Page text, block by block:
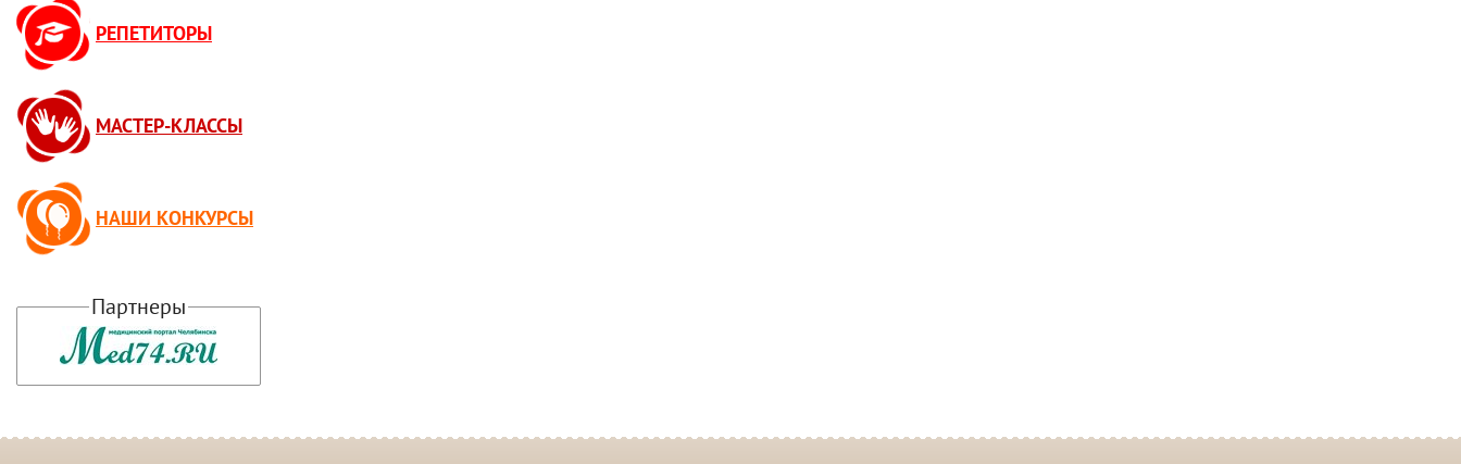
РЕПЕТИТОРЫ
МАСТЕР-КЛАССЫ
НАШИ КОНКУРСЫ
Партнеры